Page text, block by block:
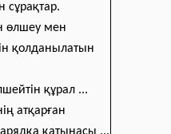
сұрақтар.
өлшеу мен
қолданылатын
құрал ...
атқарған